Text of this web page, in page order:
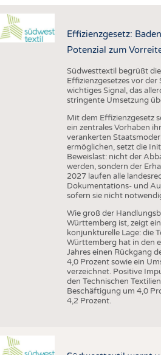
HAUS- UND HEIMTEXTILIEN
BEKLEIDUNG
AUSSCHREIBUNGEN
DTV AUSSCHREIBUNGSDIENST
ADRESSEN & LINKS
PUBLIKATIONEN
Effizienzgesetz:
Potenzial zum
Südwesttextil begrüßt
Effizienzgesetzes vor der
wichtiges Signal, das
stringente Umsetzung
Mit dem Effizienzgesetz
ein zentrales Vorhaben
verankerten
ermöglichen, setzt die
Beweislast: nicht der
werden, sondern der
2027 laufen alle
Dokumentations- und
sofern sie nicht
Wie groß der
Württemberg ist, zeigt
konjunkturelle Lage: die
Württemberg hat in den
Jahres einen Rückgang
4,0 Prozent sowie ein
verzeichnet. Positive
den Technischen
Beschäftigung um 4,0
4,2 Prozent.